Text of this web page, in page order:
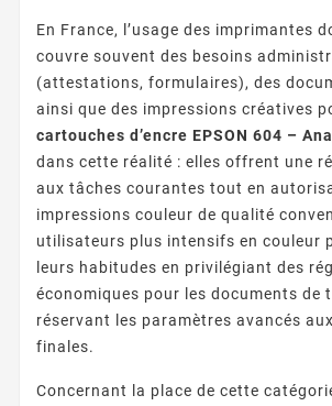
En France, l’usage des imprimantes
couvre souvent des besoins
(attestations, formulaires), des
ainsi que des impressions créatives
cartouches d’encre EPSON 604 –
dans cette réalité : elles offrent une
aux tâches courantes tout en
impressions couleur de qualité
utilisateurs plus intensifs en couleur
leurs habitudes en privilégiant des
économiques pour les documents de
réservant les paramètres avancés
finales.
Concernant la place de cette